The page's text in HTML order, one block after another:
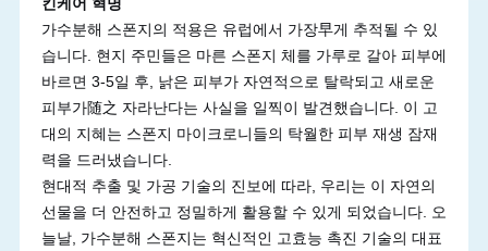
가수분해 스폰지의 적용은 유럽에서 가장早게 추적될 수 있
습니다. 현지 주민들은 마른 스폰지 체를 가루로 갈아 피부에
바르면 3-5일 후, 낡은 피부가 자연적으로 탈락되고 새로운
피부가随之 자라난다는 사실을 일찍이 발견했습니다. 이 고
대의 지혜는 스폰지 마이크로니들의 탁월한 피부 재생 잠재
력을 드러냈습니다.
현대적 추출 및 가공 기술의 진보에 따라, 우리는 이 자연의
선물을 더 안전하고 정밀하게 활용할 수 있게 되었습니다. 오
늘날, 가수분해 스폰지는 혁신적인 고효능 촉진 기술의 대표